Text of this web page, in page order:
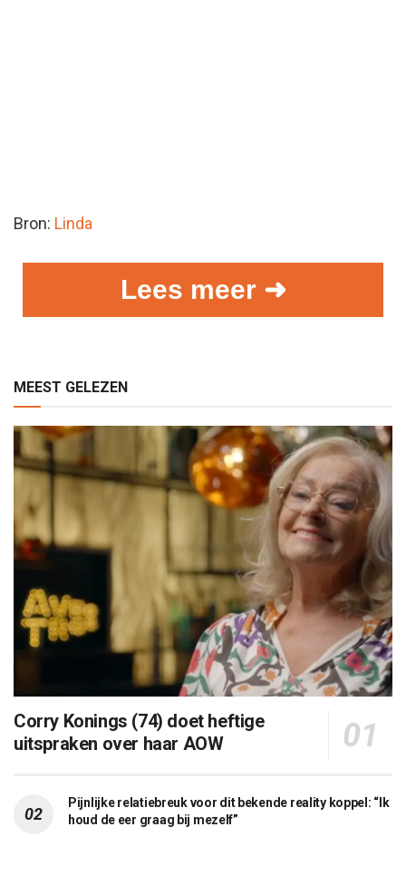
Bron: Linda
Lees meer ➜
MEEST GELEZEN
Corry Konings (74) doet heftige
uitspraken over haar AOW
Pijnlijke relatiebreuk voor dit bekende reality koppel: “Ik
houd de eer graag bij mezelf”